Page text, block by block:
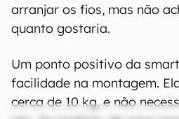
arranjar os fios, mas não
quanto gostaria.
Um ponto positivo da
facilidade na montagem.
cerca de 10 kg, e não